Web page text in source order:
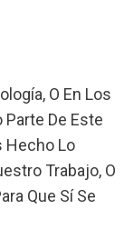
O En Los
De Este
Hecho Lo
Trabajo, O
Que Sí Se